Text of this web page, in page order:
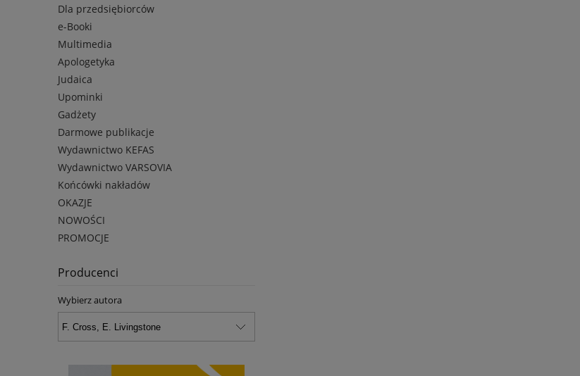
Dla przedsiębiorców
e-Booki
Multimedia
Apologetyka
Judaica
Upominki
Gadżety
Darmowe publikacje
Wydawnictwo KEFAS
Wydawnictwo VARSOVIA
Końcówki nakładów
OKAZJE
NOWOŚCI
PROMOCJE
Producenci
Wybierz autora